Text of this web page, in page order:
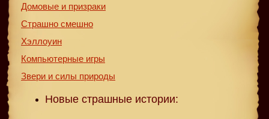
Домовые и призраки
Страшно смешно
Хэллоуин
Компьютерные игры
Звери и силы природы
Новые страшные истории: